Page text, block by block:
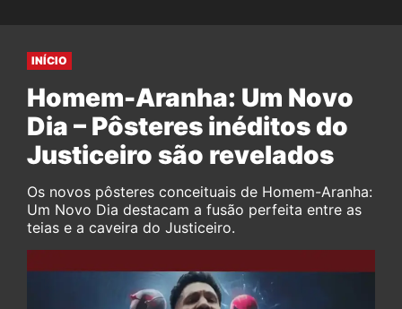
INÍCIO
Homem-Aranha: Um Novo
Dia – Pôsteres inéditos do
Justiceiro são revelados
Os novos pôsteres conceituais de Homem-Aranha:
Um Novo Dia destacam a fusão perfeita entre as
teias e a caveira do Justiceiro.